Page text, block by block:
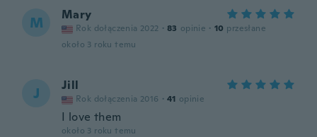
M Mary
Rok dołączenia 2022 · 83 opinie · 10 przesłane
około 3 roku temu
J Jill
Rok dołączenia 2016 · 41 opinie
I love them
około 3 roku temu